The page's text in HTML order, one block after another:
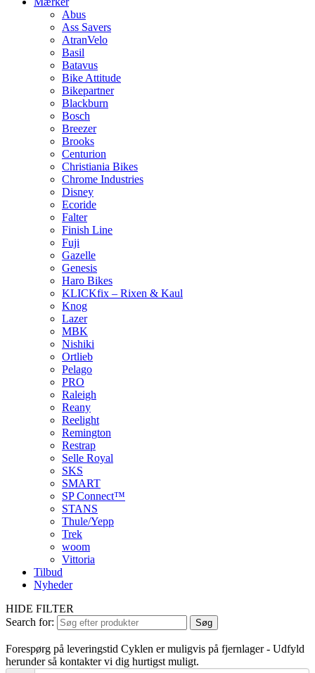
Abus
Ass Savers
AtranVelo
Basil
Batavus
Bike Attitude
Bikepartner
Blackburn
Bosch
Breezer
Brooks
Centurion
Christiania Bikes
Chrome Industries
Disney
Ecoride
Falter
Finish Line
Fuji
Gazelle
Genesis
Haro Bikes
KLICKfix – Rixen & Kaul
Knog
Lazer
MBK
Nishiki
Ortlieb
Pelago
PRO
Raleigh
Reany
Reelight
Remington
Restrap
Selle Royal
SKS
SMART
SP Connect™
STANS
Thule/Yepp
Trek
woom
Vittoria
Tilbud
Nyheder
HIDE FILTER
Search for:
Søg
Forespørg på leveringstid Cyklen er muligvis på fjernlager - Udfyld
herunder så kontakter vi dig hurtigst muligt.